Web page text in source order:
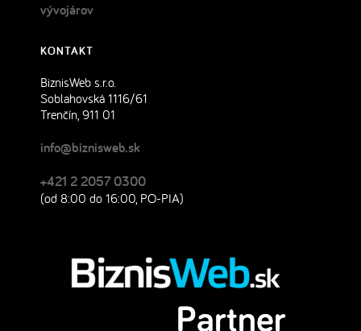
vývojárov
KONTAKT
BiznisWeb s.r.o.
Soblahovská 1116/61
Trenčín, 911 01
info@biznisweb.sk
+421 2 2057 0300
(od 8:00 do 16:00, PO-PIA)